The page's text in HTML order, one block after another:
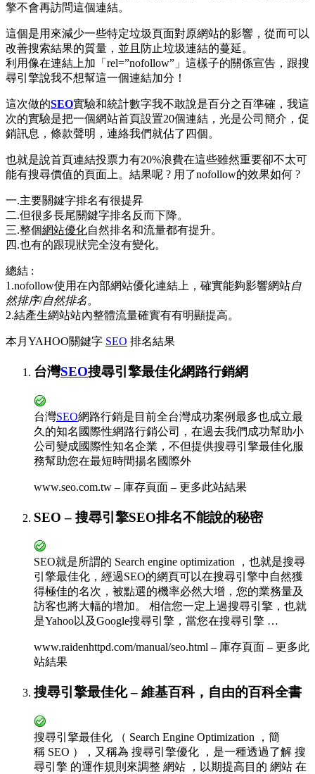
擎不會再訪問這個連結。
這個是用來減少一些特定垃圾頁面對原網站的影響，從而可以
改善搜索結果的質量，並且防止垃圾連結的蔓延。
利用像在連結上加「rel=”nofollow”」這樣子的關係宣告，跟搜
尋引擎說我不想幫這一個連結加分！
這次做的SEO實驗和統計數字我不敢說是百分之百準確，我這
次的實驗是把一個網站首頁設置20個連結，光是公司簡介，促
銷訊息，條款聲明，連絡我們就佔了四個。
也就是說首頁連結投票力有20%浪費在這些雖然重要卻不太可
能有搜尋價值的頁面上。結果呢 ? 用了nofollow的效果如何 ?
一.主要關鍵字排名有很提昇
二.但很多長尾關鍵字排名反而下降。
三.整個網站優化自然排名和流量都有提升。
四.也有的跟現狀完全沒​​有變化。
總結 :
1.nofollow使用在內部網站優化連結上，確實能夠影響網站自
然排序/自然排名。
2.結產生網站站內整體流量確實有有明顯提高。
本月YAHOO關鍵字 SEO 排名結果
台灣SEO搜尋引擎最佳化網路行銷網
台灣SEO網路行銷是目前全台灣成功案例最多也成立最
久的知名國際性網路行銷公司，在過去我們成功幫助小
公司變成國際性知名企業，不但提供搜尋引擎最佳化服
務幫助您在最短時間揚名國際外
www.seo.com.tw – 庫存頁面 – 更多此站結果
SEO – 搜尋引擎SEO排名不能說的秘密
SEO就是所謂的 Search engine optimization ，也就是搜尋
引擎最佳化，經過SEO的網頁可以在搜尋引擎中自然獲
得極佳的名次，被點選的機率必然大增，您的業務量及
訪客也將大幅的增加。 相信您一定上過搜尋引擎，也就
是Yahoo以及Google搜尋引擎，當您在搜尋引擎 …
www.raidenhttpd.com/manual/seo.html – 庫存頁面 – 更多此
站結果
搜尋引擎最佳化 – 維基百科，自由的百科全書
搜尋引擎最佳化 （ Search Engine Optimization ，簡
稱 SEO ），又稱為 搜尋引擎優化 ，是一種透過了解 搜
尋引擎 的運作規則來調整 網站 ，以期提高目的 網站 在